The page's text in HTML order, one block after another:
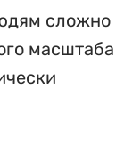
сложно
масштаба